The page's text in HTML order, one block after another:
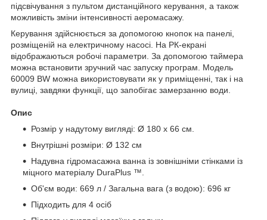
підсвічування з пультом дистанційного керування, а також
можливість зміни інтенсивності аеромасажу.
Керування здійснюється за допомогою кнопок на панелі,
розміщеній на електричному насосі. На РК-екрані
відображаються робочі параметри. За допомогою таймера
можна встановити зручний час запуску програм. Модель
60009 BW можна використовувати як у приміщенні, так і на
вулиці, завдяки функції, що запобігає замерзанню води.
Опис
Розмір у надутому вигляді: Ø 180 x 66 см.
Внутрішні розміри: Ø 132 см
Надувна гідромасажна ванна із зовнішніми стінками із
міцного матеріалу DuraPlus ™.
Об'єм води: 669 л / Загальна вага (з водою): 696 кг
Підходить для 4 осіб